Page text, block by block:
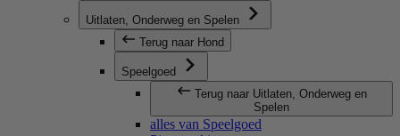
Uitlaten, Onderweg en Spelen
Terug naar Hond
Speelgoed
Terug naar Uitlaten, Onderweg en
Spelen
alles van Speelgoed